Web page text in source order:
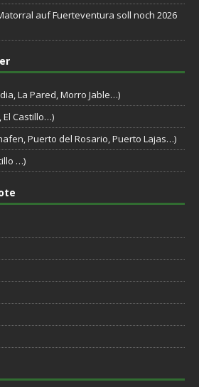
auf Fuerteventura soll noch 2026
La Pared, Morro Jable…)
El Castillo…)
Puerto del Rosario, Puerto Lajas…)
…)